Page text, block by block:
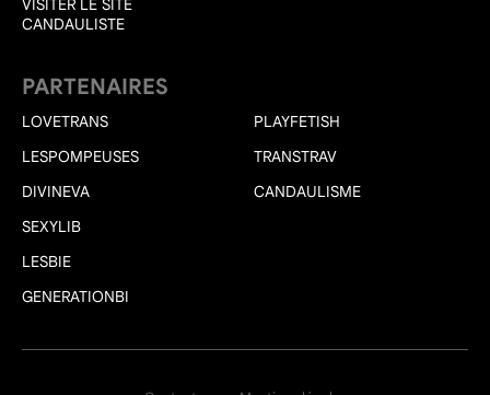
VISITER LE SITE
CANDAULISTE
PARTENAIRES
LOVETRANS
LESPOMPEUSES
DIVINEVA
SEXYLIB
LESBIE
GENERATIONBI
PLAYFETISH
TRANSTRAV
CANDAULISME